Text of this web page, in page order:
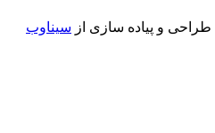
طراحی و پیاده سازی از سیناوب